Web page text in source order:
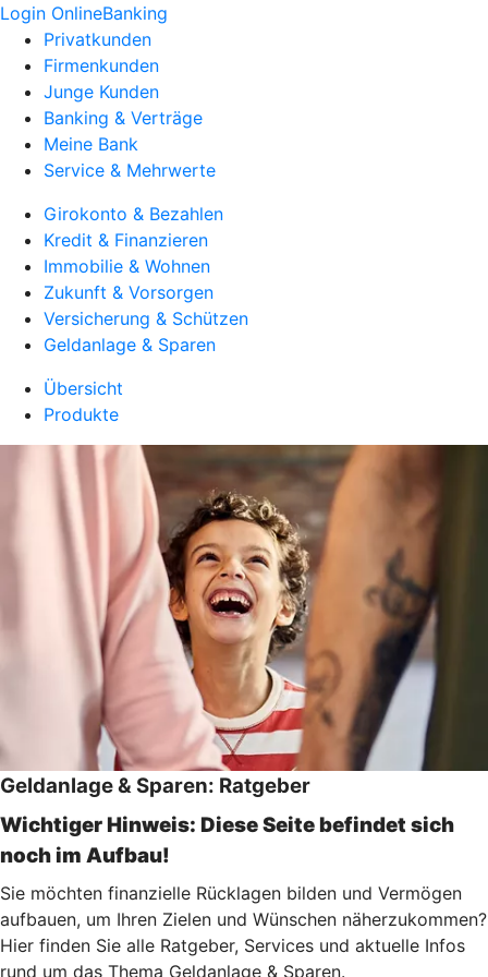
Login OnlineBanking
Privatkunden
Firmenkunden
Junge Kunden
Banking & Verträge
Meine Bank
Service & Mehrwerte
Girokonto & Bezahlen
Kredit & Finanzieren
Immobilie & Wohnen
Zukunft & Vorsorgen
Versicherung & Schützen
Geldanlage & Sparen
Übersicht
Produkte
Geldanlage & Sparen: Ratgeber
Wichtiger Hinweis: Diese Seite befindet sich
noch im Aufbau!
Sie möchten finanzielle Rücklagen bilden und Vermögen
aufbauen, um Ihren Zielen und Wünschen näherzukommen?
Hier finden Sie alle Ratgeber, Services und aktuelle Infos
rund um das Thema Geldanlage & Sparen.